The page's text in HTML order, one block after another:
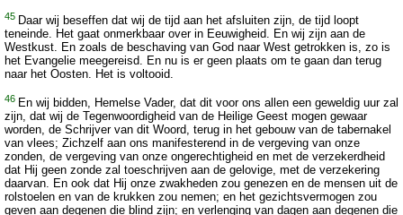
45 Daar wij beseffen dat wij de tijd aan het afsluiten zijn, de tijd loopt
teneinde. Het gaat onmerkbaar over in Eeuwigheid. En wij zijn aan de
Westkust. En zoals de beschaving van God naar West getrokken is, zo is
het Evangelie meegereisd. En nu is er geen plaats om te gaan dan terug
naar het Oosten. Het is voltooid.
46 En wij bidden, Hemelse Vader, dat dit voor ons allen een geweldig uur zal
zijn, dat wij de Tegenwoordigheid van de Heilige Geest mogen gewaar
worden, de Schrijver van dit Woord, terug in het gebouw van de tabernakel
van vlees; Zichzelf aan ons manifesterend in de vergeving van onze
zonden, de vergeving van onze ongerechtigheid en met de verzekerdheid
dat Hij geen zonde zal toeschrijven aan de gelovige, met de verzekering
daarvan. En ook dat Hij onze zwakheden zou genezen en de mensen uit de
rolstoelen en van de krukken zou nemen; en het gezichtsvermogen zou
geven aan degenen die blind zijn; en verlenging van dagen aan degenen die